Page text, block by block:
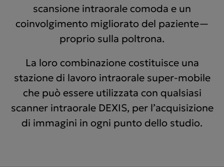
scansione intraorale comoda e un
coinvolgimento migliorato del paziente—
proprio sulla poltrona.
La loro combinazione costituisce una
stazione di lavoro intraorale super-mobile
che può essere utilizzata con qualsiasi
scanner intraorale DEXIS, per l’acquisizione
di immagini in ogni punto dello studio.